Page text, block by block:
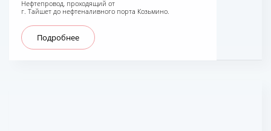
Нефтепровод, проходящий от
г. Тайшет до нефтеналивного порта Козьмино.
Подробнее